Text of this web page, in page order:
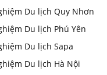
Du lịch Quy Nhơn
Du lịch Phú Yên
Du lịch Sapa
Du lịch Hà Nội